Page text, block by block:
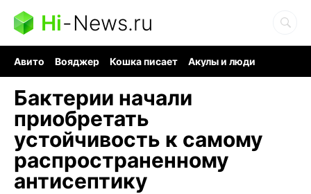
Hi-News.ru
Авито Вояджер Кошка писает
Акулы и люди
Бактерии начали
приобретать
устойчивость к самому
распространенному
антисептику